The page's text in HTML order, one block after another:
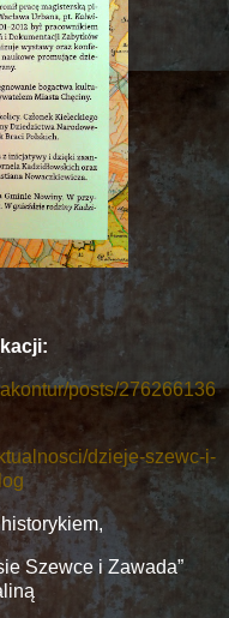
posts/276266136
dzieje-szewc-i-
Szewce i Zawada”